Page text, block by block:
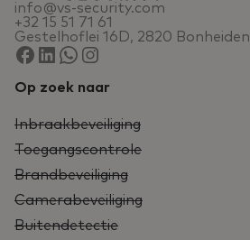
info@vs-security.com
+32 15 51 71 61
Gestelhoflei 16D, 2820 Bonheiden
Op zoek naar
Inbraakbeveiliging
Toegangscontrole
Brandbeveiliging
Camerabeveiliging
Buitendetectie